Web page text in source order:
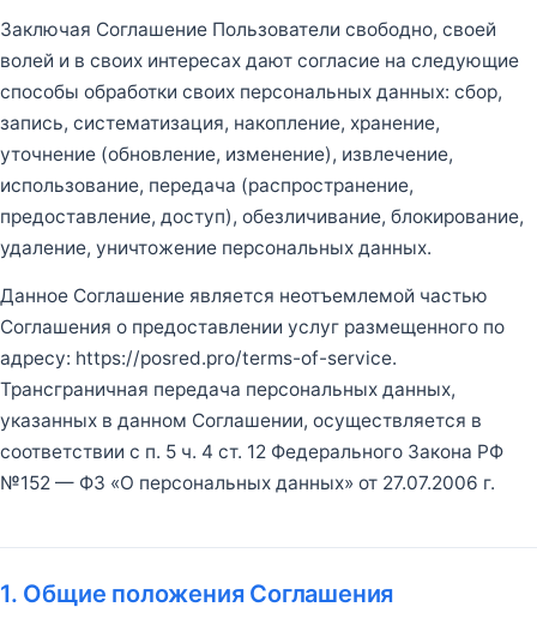
Заключая Соглашение Пользователи свободно, своей
волей и в своих интересах дают согласие на следующие
способы обработки своих персональных данных: сбор,
запись, систематизация, накопление, хранение,
уточнение (обновление, изменение), извлечение,
использование, передача (распространение,
предоставление, доступ), обезличивание, блокирование,
удаление, уничтожение персональных данных.
Данное Соглашение является неотъемлемой частью
Соглашения о предоставлении услуг размещенного по
адресу: https://posred.pro/terms-of-service.
Трансграничная передача персональных данных,
указанных в данном Соглашении, осуществляется в
соответствии с п. 5 ч. 4 ст. 12 Федерального Закона РФ
№152 — ФЗ «О персональных данных» от 27.07.2006 г.
1. Общие положения Соглашения